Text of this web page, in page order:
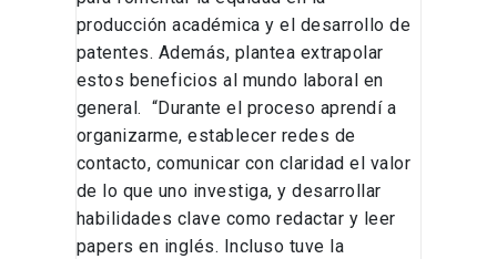
producción académica y el desarrollo de
patentes. Además, plantea extrapolar
estos beneficios al mundo laboral en
general. “Durante el proceso aprendí a
organizarme, establecer redes de
contacto, comunicar con claridad el valor
de lo que uno investiga, y desarrollar
habilidades clave como redactar y leer
papers en inglés. Incluso tuve la